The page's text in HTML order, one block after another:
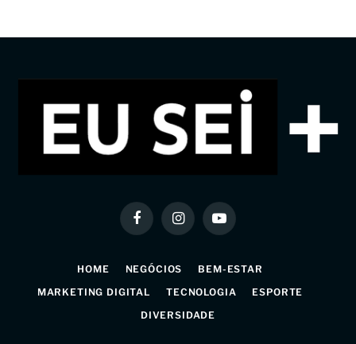
FacebookInstagramYouTube
HOME NEGÓCIOS
BEM-ESTAR
MARKETING DIGITAL
TECNOLOGIA
ESPORTE
DIVERSIDADE